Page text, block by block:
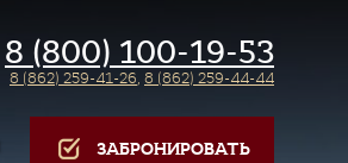
8 (800) 100-19-53
8 (862) 259-41-26, 8 (862) 259-44-44
ЗАБРОНИРОВАТЬ